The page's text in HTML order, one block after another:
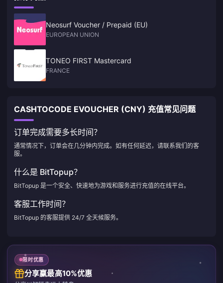
Neosurf Voucher / Prepaid (EU)
EUROPEAN UNION
TONEO FIRST Mastercard
FRANCE
CASHTOCODE EVOUCHER (CNY) 充值常见问题
订单完成需要多长时间？
通常情况下，订单会在几分钟内完成。如有任何延迟，请联系我们的客
服。
什么是 BitTopup？
BitTopup 是一个安全、快速地为游戏和服务进行充值的在线平台。
客服工作时间？
BitTopup 的客服提供 24/7 全天候服务。
限时优惠
分享赢最高10%优惠